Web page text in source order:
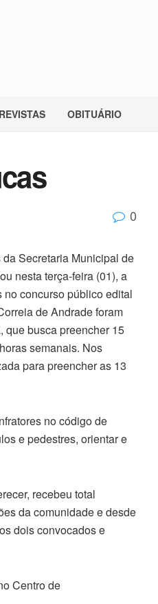
OBITUÁRIO
0
Secretaria Municipal de
nesta terça-feira (01), a
concurso público edital
de Andrade foram
que busca preencher 15
semanais. Nos
para preencher as 13
no código de
e pedestres, orientar e
recebeu total
da comunidade e desde
dois convocados e
Centro de